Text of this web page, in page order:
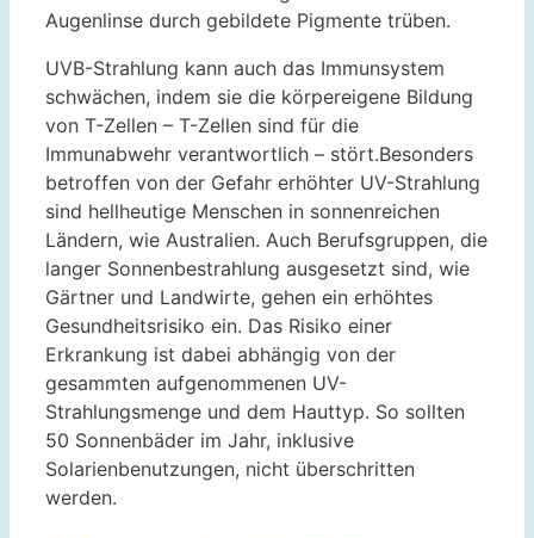
Augenlinse durch gebildete Pigmente trüben.
UVB-Strahlung kann auch das Immunsystem
schwächen, indem sie die körpereigene Bildung
von T-Zellen – T-Zellen sind für die
Immunabwehr verantwortlich – stört.Besonders
betroffen von der Gefahr erhöhter UV-Strahlung
sind hellheutige Menschen in sonnenreichen
Ländern, wie Australien. Auch Berufsgruppen, die
langer Sonnenbestrahlung ausgesetzt sind, wie
Gärtner und Landwirte, gehen ein erhöhtes
Gesundheitsrisiko ein. Das Risiko einer
Erkrankung ist dabei abhängig von der
gesammten aufgenommenen UV-
Strahlungsmenge und dem Hauttyp. So sollten
50 Sonnenbäder im Jahr, inklusive
Solarienbenutzungen, nicht überschritten
werden.